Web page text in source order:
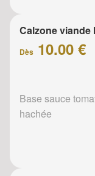
Calzone viande
Dès 10.00 €
Base sauce
hachée